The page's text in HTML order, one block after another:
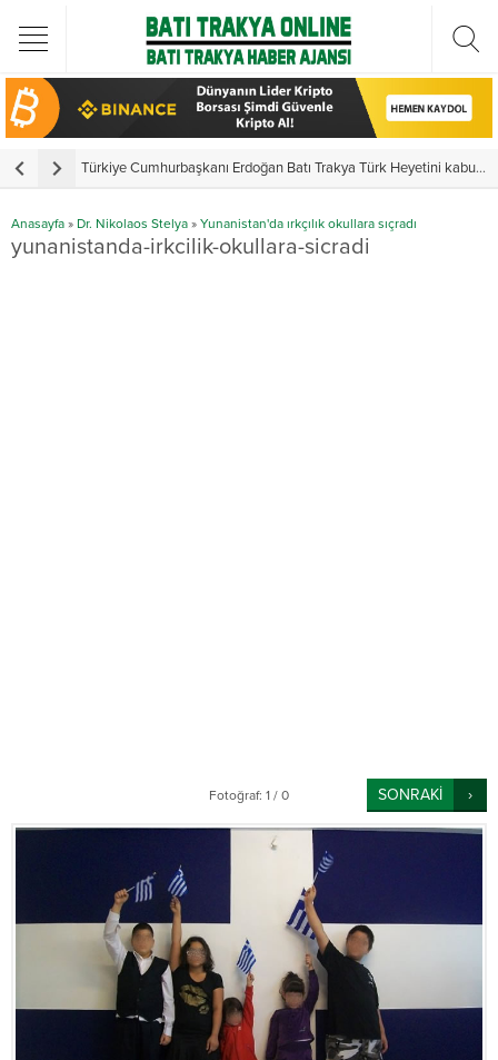
Türkiye Cumhurbaşkanı Erdoğan Batı Trakya Türk Heyetini kabul etti
Anasayfa » Dr. Nikolaos Stelya » Yunanistan'da ırkçılık okullara sıçradı
yunanistanda-irkcilik-okullara-sicradi
Fotoğraf: 1 / 0 SONRAKİ